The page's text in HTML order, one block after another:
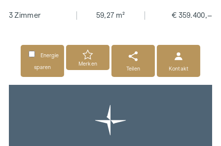
3 Zimmer 59,27 m² € 359.400,–
Energie
sparen
Merken
Teilen
Kontakt